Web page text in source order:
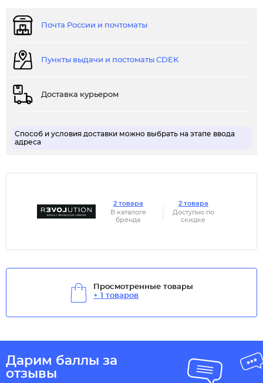
Почта России и почтоматы
Пункты выдачи и постоматы CDEK
Доставка курьером
Способ и условия доставки можно выбрать на этапе ввода
адреса
2 товара
В каталоге
бренда
2 товара
Доступно по
скидке
Просмотренные товары
+ 1 товаров
Дарим баллы за
отзывы